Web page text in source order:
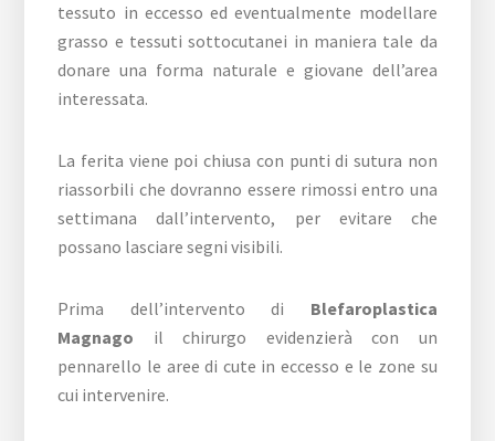
tessuto in eccesso ed eventualmente modellare
grasso e tessuti sottocutanei in maniera tale da
donare una forma naturale e giovane dell’area
interessata.
La ferita viene poi chiusa con punti di sutura non
riassorbili che dovranno essere rimossi entro una
settimana dall’intervento, per evitare che
possano lasciare segni visibili.
Prima dell’intervento di Blefaroplastica
Magnago il chirurgo evidenzierà con un
pennarello le aree di cute in eccesso e le zone su
cui intervenire.